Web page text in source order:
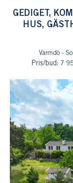
GEDIGET,
HUS,
Värmdö -
Pris/bud: 7